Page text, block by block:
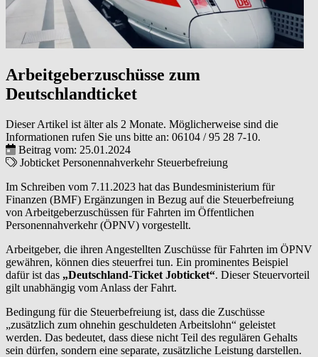
Arbeitgeberzuschüsse zum
Deutschlandticket
Dieser Artikel ist älter als 2 Monate. Möglicherweise sind die
Informationen rufen Sie uns bitte an: 06104 / 95 28 7-10.
Beitrag vom: 25.01.2024
Jobticket Personennahverkehr Steuerbefreiung
Im Schreiben vom 7.11.2023 hat das Bundesministerium für
Finanzen (BMF) Ergänzungen in Bezug auf die Steuerbefreiung
von Arbeitgeberzuschüssen für Fahrten im Öffentlichen
Personennahverkehr (ÖPNV) vorgestellt.
Arbeitgeber, die ihren Angestellten Zuschüsse für Fahrten im ÖPNV
gewähren, können dies steuerfrei tun. Ein prominentes Beispiel
dafür ist das „Deutschland-Ticket Jobticket“. Dieser Steuervorteil
gilt unabhängig vom Anlass der Fahrt.
Bedingung für die Steuerbefreiung ist, dass die Zuschüsse
„zusätzlich zum ohnehin geschuldeten Arbeitslohn“ geleistet
werden. Das bedeutet, dass diese nicht Teil des regulären Gehalts
sein dürfen, sondern eine separate, zusätzliche Leistung darstellen.